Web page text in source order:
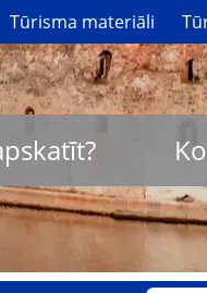
Tūrisma materiāli